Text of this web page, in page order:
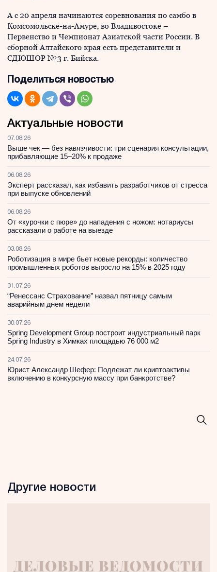
А с 20 апреля начинаются соревнования по самбо в
Комсомольске-на-Амуре, во Владивостоке –
Первенство и Чемпионат Азиатской части России. В
сборной Алтайского края есть представители и
СДЮШОР №3 г. Бийска.
Поделиться новостью
Актуальные новости
07.08.26
Выше чек — без навязчивости: три сценария консультации,
прибавляющие 15–20% к продаже
06.08.26
Эксперт рассказал, как избавить разработчиков от стресса
при выпуске обновлений
06.08.26
От «курочки с пюре» до нападения с ножом: нотариусы
рассказали о работе на выезде
03.08.26
Роботизация в мире бьет новые рекорды: количество
промышленных роботов выросло на 15% в 2025 году
31.07.26
“Ренессанс Страхование” назвал пятницу самым
аварийным днем недели
30.07.26
Spring Development Group построит индустриальный парк
Spring Industry в Химках площадью 76 000 м2
24.07.26
Юрист Александр Шефер: Подлежат ли криптоактивы
включению в конкурсную массу при банкротстве?
Другие новости